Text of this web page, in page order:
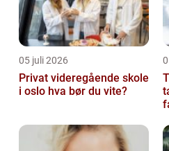
05 juli 2026
Privat videregående skole
i oslo hva bør du vite?